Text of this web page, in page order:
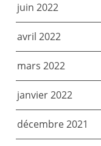
juin 2022
avril 2022
mars 2022
janvier 2022
décembre 2021